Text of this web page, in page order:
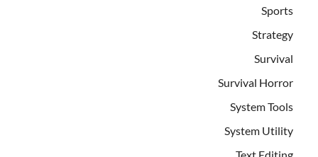
Sports
Strategy
Survival
Survival Horror
System Tools
System Utility
Text Editing